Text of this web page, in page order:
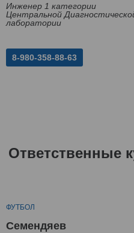
Инженер 1 категории
Центральной
лаборатории
8-980-358-88-63
Ответственные
ФУТБОЛ
Семендяев